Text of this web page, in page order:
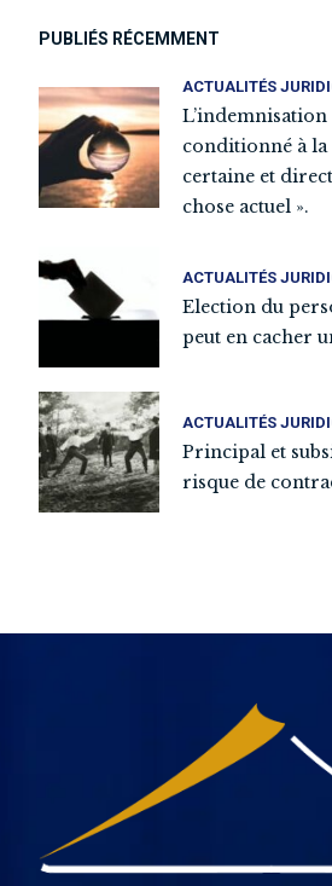
PUBLIÉS RÉCEMMENT
ACTUALITÉS
conditionné à
certaine et
chose actuel ».
ACTUALITÉS
Election du
peut en cacher
ACTUALITÉS
Principal et
risque de